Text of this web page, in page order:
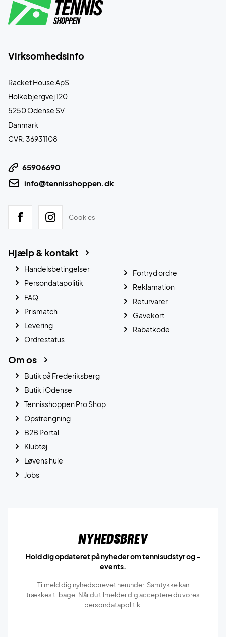
Virksomhedsinfo
Racket House ApS
Holkebjergvej 120
5250 Odense SV
Danmark
CVR: 36931108
65906690
info@tennisshoppen.dk
Cookies
Hjælp & kontakt
Handelsbetingelser
Persondatapolitik
FAQ
Prismatch
Levering
Ordrestatus
Fortryd ordre
Reklamation
Returvarer
Gavekort
Rabatkode
Om os
Butik på Frederiksberg
Butik i Odense
Tennisshoppen Pro Shop
Opstrengning
B2B Portal
Klubtøj
Løvens hule
Jobs
Nyhedsbrev
Hold dig opdateret på nyheder om tennisudstyr og -
events.
Tilmeld dig nyhedsbrevet herunder. Samtykke kan
trækkes tilbage. Når du tilmelder dig acceptere du vores
persondatapolitik.